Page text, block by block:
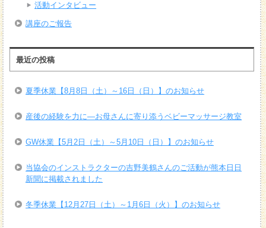
活動インタビュー
講座のご報告
最近の投稿
夏季休業【8月8日（土）～16日（日）】のお知らせ
産後の経験を力に―お母さんに寄り添うベビーマッサージ教室
GW休業【5月2日（土）～5月10日（日）】のお知らせ
当協会のインストラクターの吉野美鶴さんのご活動が熊本日日
新聞に掲載されました
冬季休業【12月27日（土）～1月6日（火）】のお知らせ